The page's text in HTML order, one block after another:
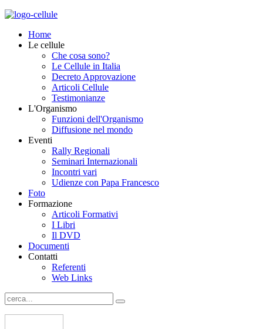
Home
Le cellule
Che cosa sono?
Le Cellule in Italia
Decreto Approvazione
Articoli Cellule
Testimonianze
L'Organismo
Funzioni dell'Organismo
Diffusione nel mondo
Eventi
Rally Regionali
Seminari Internazionali
Incontri vari
Udienze con Papa Francesco
Foto
Formazione
Articoli Formativi
I Libri
Il DVD
Documenti
Contatti
Referenti
Web Links